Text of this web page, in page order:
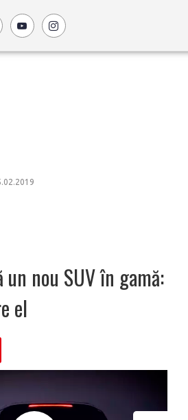
un nou SUV în gamă:
el